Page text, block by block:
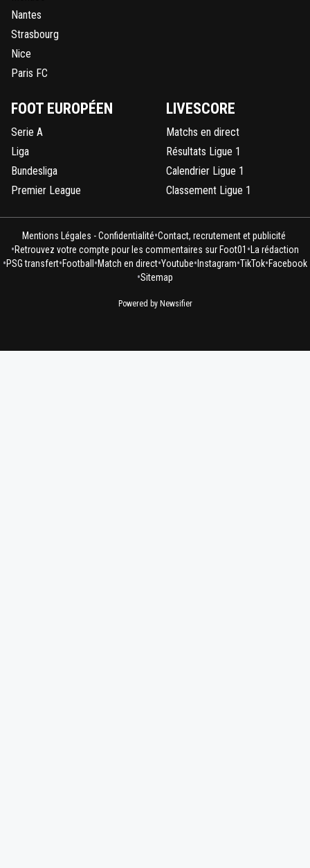
Nantes
Strasbourg
Nice
Paris FC
FOOT EUROPÉEN
Serie A
Liga
Bundesliga
Premier League
LIVESCORE
Matchs en direct
Résultats Ligue 1
Calendrier Ligue 1
Classement Ligue 1
Mentions Légales - Confidentialité•Contact, recrutement et publicité
•Retrouvez votre compte pour les commentaires sur Foot01 • La rédaction
•PSG transfert•Football •Match en direct•Youtube• Instagram•TikTok•Facebook
•Sitemap
Powered by Newsifier